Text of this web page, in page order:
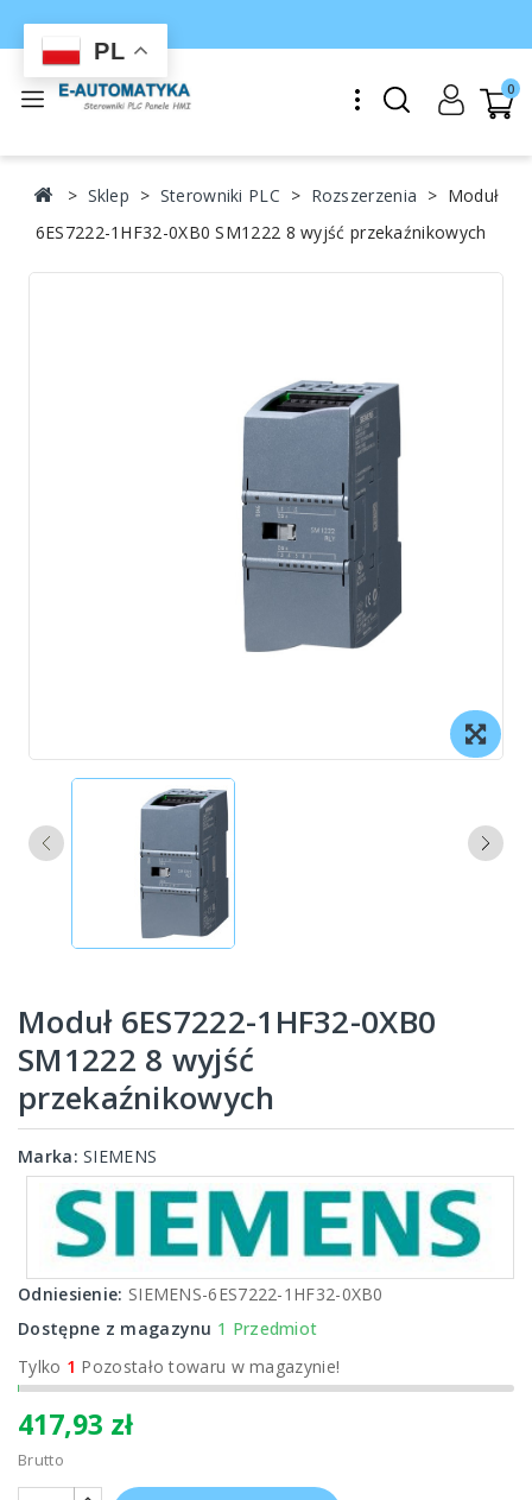
PL
0
Sklep Sterowniki PLC Rozszerzenia
Moduł
6ES7222-1HF32-0XB0 SM1222 8 wyjść przekaźnikowych
Moduł 6ES7222-1HF32-0XB0
SM1222 8 wyjść
przekaźnikowych
Marka: SIEMENS
Odniesienie: SIEMENS-6ES7222-1HF32-0XB0
Dostępne z magazynu 1 Przedmiot
Tylko 1 Pozostało towaru w magazynie!
417,93 zł
Brutto